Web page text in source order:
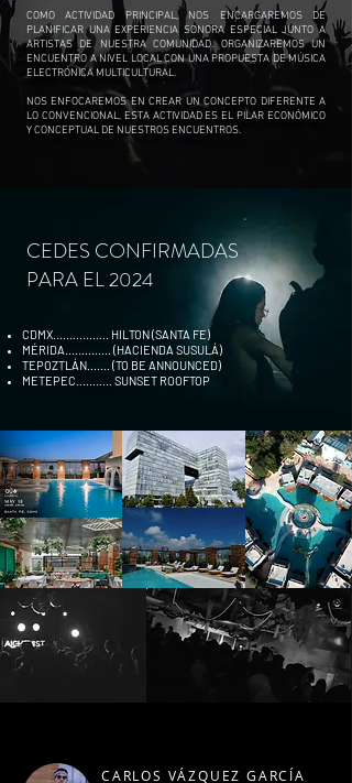
COMO ACTIVIDAD PRINCIPAL, NOS ENCARGAREMOS DE
PLANIFICAR UNA EXPERIENCIA SONORA ESPECIAL JUNTO A
ARTISTAS DE NUESTRA COMUNIDAD. ORGANIZAREMOS UN
ENCUENTRO A NIVEL LOCAL CON UNA PROPUESTA DE MÚSICA
ELECTRÓNICA MULTICULTURAL.
NOS ENFOCAREMOS EN CREAR UN CONCEPTO DIFERENTE A
LO CONVENCIONAL, ESTA ACTIVIDAD ES EL PILAR ECONÓMICO
Y CONCEPTUAL DE NUESTROS ENCUENTROS.
CEDES CONFIRMADAS
PARA EL 2024
CDMX................. HILTON (SANTA FE)
MÉRIDA.............. (HACIENDA SUSULÁ)
TEPOZTLÁN....... (TO BE ANNOUNCED)
METEPEC........... SUNSET ROOFTOP
CARLOS VÁZQUEZ GARCÍA